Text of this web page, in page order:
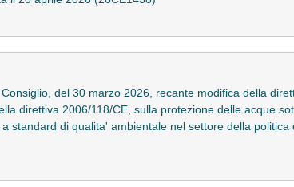
del 30 marzo 2026, recante modifica della
direttiva 2006/118/CE, sulla protezione delle acque
standard di qualita' ambientale nel settore della